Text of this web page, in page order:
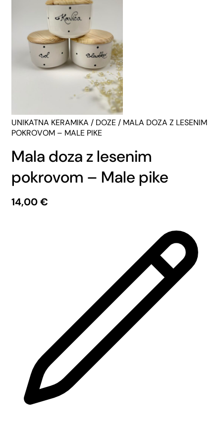
UNIKATNA KERAMIKA / DOZE / MALA DOZA Z LESENIM
POKROVOM – MALE PIKE
Mala doza z lesenim
pokrovom – Male pike
14,00€